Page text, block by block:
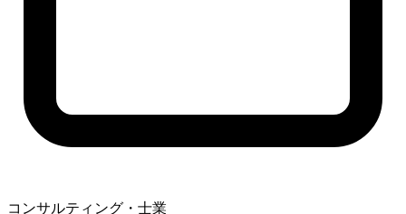
コンサルティング・士業